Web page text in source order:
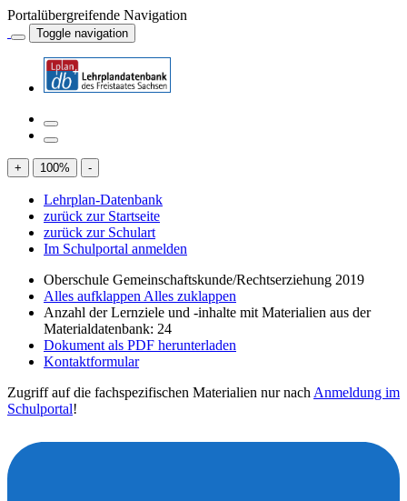
Portalübergreifende Navigation
Toggle navigation
+ 100% -
Lehrplan-Datenbank
zurück zur Startseite
zurück zur Schulart
Im Schulportal anmelden
Oberschule Gemeinschaftskunde/Rechtserziehung 2019
Alles aufklappen Alles zuklappen
Anzahl der Lernziele und -inhalte mit Materialien aus der
Materialdatenbank: 24
Dokument als PDF herunterladen
Kontaktformular
Zugriff auf die fachspezifischen Materialien nur nach Anmeldung im
Schulportal!